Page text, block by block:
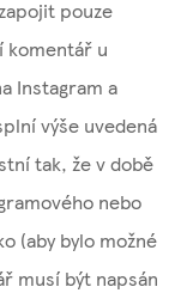
pouze
komentář u
Instagram a
výše uvedená
tak, že v době
nebo
(aby bylo možné
musí být napsán